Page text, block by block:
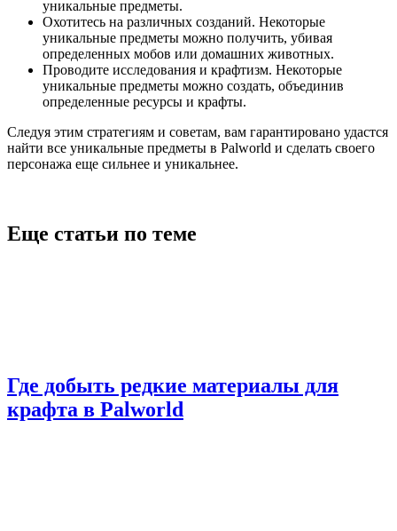
уникальные предметы.
Охотитесь на различных созданий. Некоторые
уникальные предметы можно получить, убивая
определенных мобов или домашних животных.
Проводите исследования и крафтизм. Некоторые
уникальные предметы можно создать, объединив
определенные ресурсы и крафты.
Следуя этим стратегиям и советам, вам гарантировано удастся
найти все уникальные предметы в Palworld и сделать своего
персонажа еще сильнее и уникальнее.
Еще статьи по теме
Где добыть редкие материалы для
крафта в Palworld